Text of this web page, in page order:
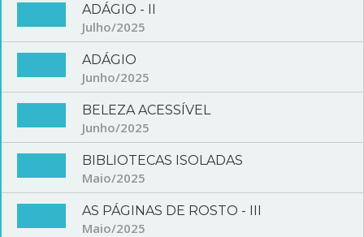
ADÁGIO - II
Julho/2025
ADÁGIO
Junho/2025
BELEZA ACESSÍVEL
Junho/2025
BIBLIOTECAS ISOLADAS
Maio/2025
AS PÁGINAS DE ROSTO - III
Maio/2025